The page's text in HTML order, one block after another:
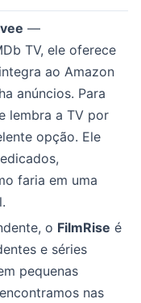
—
TV, ele oferece
ao Amazon
anúncios. Para
lembra a TV por
opção. Ele
faria em uma
o FilmRise é
e séries
pequenas
nas